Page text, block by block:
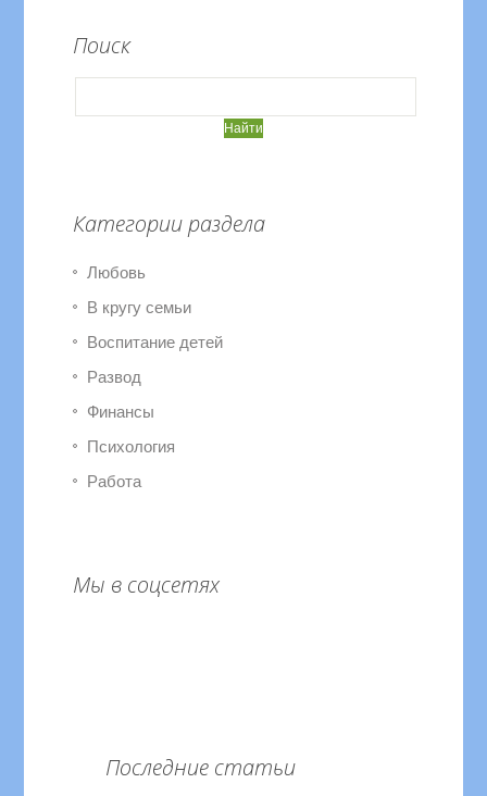
Поиск
Категории раздела
Любовь
В кругу семьи
Воспитание детей
Развод
Финансы
Психология
Работа
Мы в соцсетях
Последние статьи